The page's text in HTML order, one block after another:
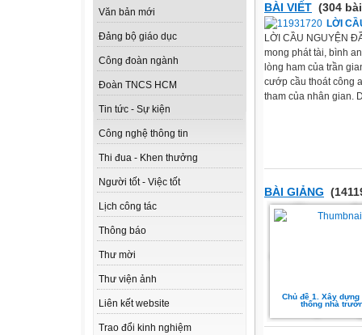
Văn bản mới
Đảng bộ giáo dục
Công đoàn ngành
Đoàn TNCS HCM
Tin tức - Sự kiện
Công nghệ thông tin
Thi đua - Khen thưởng
Người tốt - Việc tốt
Lịch công tác
Thông báo
Thư mời
Thư viện ảnh
Liên kết website
Trao đổi kinh nghiệm
BÀI VIẾT (304
LỜI
LỜI CẦU NGUYỆN
mong phát tài, bình
lòng ham của trần
cướp cầu thoát công
tham của nhân gian.
BÀI GIẢNG
Chủ đề 1. Xây dựng
thống nhà